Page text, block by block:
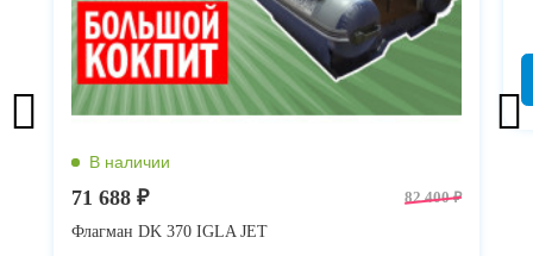
71 688 ₽ 82 400 ₽
Флагман DK 370 IGLA JET